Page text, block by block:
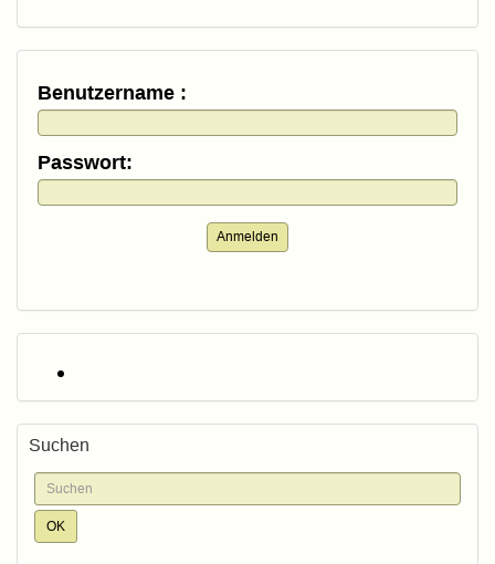
Benutzername :
Passwort:
Anmelden
Suchen